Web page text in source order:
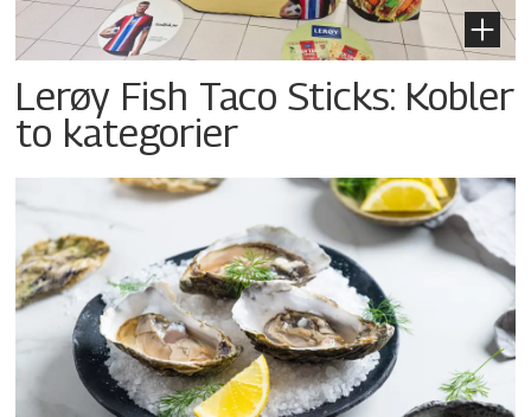
Lerøy Fish Taco Sticks: Kobler
to kategorier